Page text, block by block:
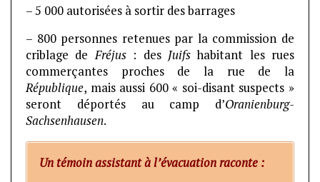
– 5 000 autorisées à sortir des barrages
– 800 personnes retenues par la commission de
criblage deFréjus: des Juifshabitant les rues
commerçantes proches de la rue de la
République, mais aussi 600 « soi-disant suspects »
seront déportés au camp d’Oranienburg-
Sachsenhausen.
Un témoin assistant à l’évacuation raconte :